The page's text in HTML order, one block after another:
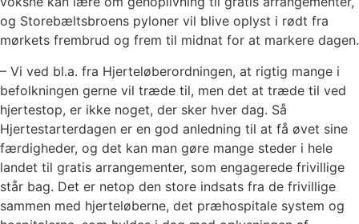
og Storebæltsbroens pyloner vil blive oplyst i rødt fra
mørkets frembrud og frem til midnat for at markere dagen.
– Vi ved bl.a. fra Hjerteløberordningen, at rigtig mange i
befolkningen gerne vil træde til, men det at træde til ved
hjertestop, er ikke noget, der sker hver dag. Så
Hjertestarterdagen er en god anledning til at få øvet sine
færdigheder, og det kan man gøre mange steder i hele
landet til gratis arrangementer, som engagerede frivillige
står bag. Det er netop den store indsats fra de frivillige
sammen med hjerteløberne, det præhospitale system og